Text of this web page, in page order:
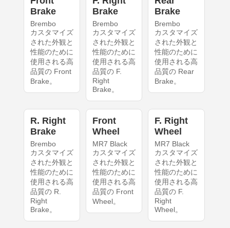
Brake
Brembo
カスタマイズ
された外観と
性能のために
使用される高
品質の Front
Brake。
Brake
Brembo
カスタマイズ
された外観と
性能のために
使用される高
品質の F.
Right
Brake。
Brake
Brembo
カスタマイズ
された外観と
性能のために
使用される高
品質の Rear
Brake。
R. Right
Brake
Brembo
カスタマイズ
された外観と
性能のために
使用される高
品質の R.
Right
Brake。
Front
Wheel
MR7 Black
カスタマイズ
された外観と
性能のために
使用される高
品質の Front
Wheel。
F. Right
Wheel
MR7 Black
カスタマイズ
された外観と
性能のために
使用される高
品質の F.
Right
Wheel。